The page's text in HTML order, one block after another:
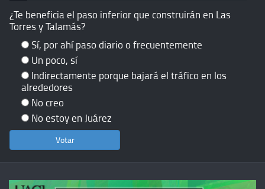
¿Te beneficia el paso inferior que construirán en Las
Torres y Talamás?
Sí, por ahí paso diario o frecuentemente
Un poco, sí
Indirectamente porque bajará el tráfico en los
alrededores
No creo
No estoy en Juárez